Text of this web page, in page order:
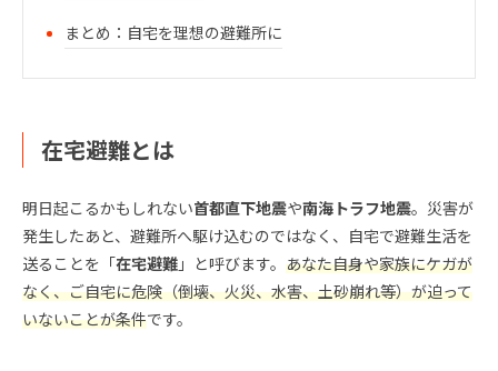
まとめ：自宅を理想の避難所に
在宅避難とは
明日起こるかもしれない首都直下地震や南海トラフ地震。災害が
発生したあと、避難所へ駆け込むのではなく、自宅で避難生活を
送ることを「在宅避難 」と呼びます。 あなた自身や家族にケガが
なく、ご自宅に危険（倒壊、火災、水害、土砂崩れ等）が迫って
いないことが条件です。